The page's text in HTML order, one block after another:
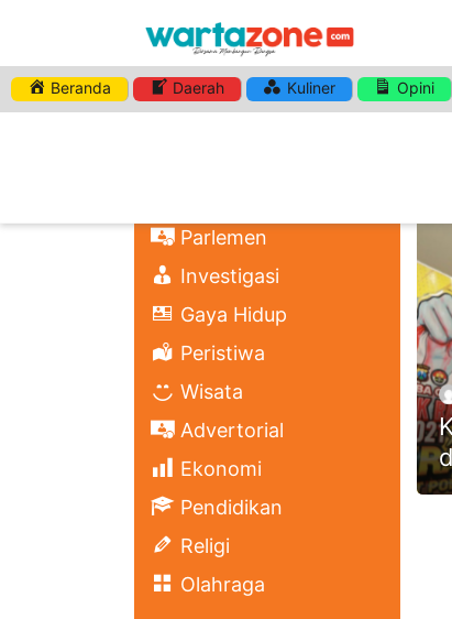
Beranda Daerah Kuliner Opini
Parlemen
Investigasi
Gaya Hidup
Peristiwa
Wisata
Advertorial
Ekonomi
Pendidikan
Religi
Olahraga